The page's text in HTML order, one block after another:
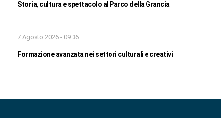
Storia, cultura e spettacolo al Parco della Grancia
7 Agosto 2026 - 09:36
Formazione avanzata nei settori culturali e creativi